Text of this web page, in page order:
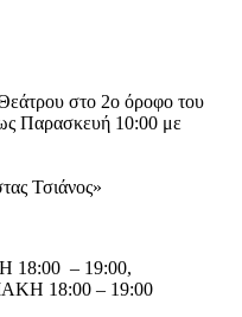
στο 2ο όροφο του
Παρασκευή 10:00 με
Τσιάνος»
18:00 – 19:00,
18:00 – 19:00